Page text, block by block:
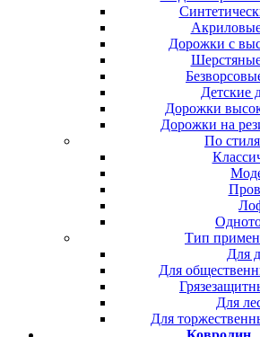
Дорожки с
Детские
Дорожки
Дорожки на
По
Тип
Для
Для
Для
Для